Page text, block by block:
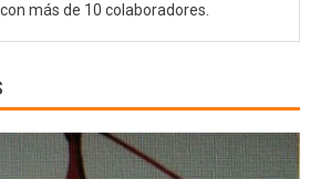
más de 10 colaboradores.